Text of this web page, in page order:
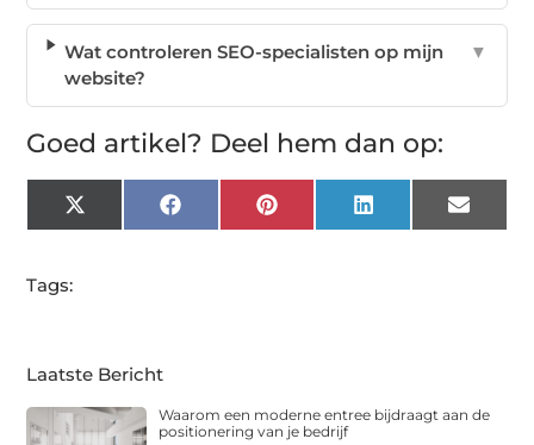
Wat controleren SEO-specialisten op mijn
website?
▼
Goed artikel? Deel hem dan op:
X
(Twitter)
FacebookPinterest LinkedIn Email
Tags:
Laatste Bericht
Waarom een moderne entree bijdraagt aan de
positionering van je bedrijf